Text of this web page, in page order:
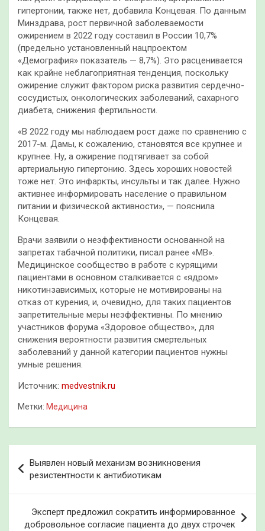
гипертонии, также нет, добавила Концевая. По данным
Минздрава, рост первичной заболеваемости
ожирением в 2022 году составил в России 10,7%
(предельно установленный нацпроектом
«Демография» показатель — 8,7%). Это расценивается
как крайне неблагоприятная тенденция, поскольку
ожирение служит фактором риска развития сердечно-
сосудистых, онкологических заболеваний, сахарного
диабета, снижения фертильности.
«В 2022 году мы наблюдаем рост даже по сравнению с
2017-м. Дамы, к сожалению, становятся все крупнее и
крупнее. Ну, а ожирение подтягивает за собой
артериальную гипертонию. Здесь хороших новостей
тоже нет. Это инфаркты, инсульты и так далее. Нужно
активнее информировать население о правильном
питании и физической активности», — пояснила
Концевая.
Врачи заявили о неэффективности основанной на
запретах табачной политики, писал ранее «МВ».
Медицинское сообщество в работе с курящими
пациентами в основном сталкивается с «ядром»
никотинзависимых, которые не мотивированы на
отказ от курения, и, очевидно, для таких пациентов
запретительные меры неэффективны. По мнению
участников форума «Здоровое общество», для
снижения вероятности развития смертельных
заболеваний у данной категории пациентов нужны
умные решения.
Источник: medvestnik.ru
Метки: Медицина
по
записям
Выявлен новый механизм возникновения
резистентности к антибиотикам
Эксперт предложил сократить информированное
добровольное согласие пациента до двух строчек